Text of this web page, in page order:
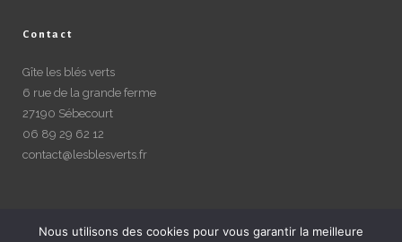
Contact
Gîte les blés verts
6 rue de la grande ferme
27190 Sébecourt
06 89 29 62 12
contact@lesblesverts.fr
Nous utilisons des cookies pour vous garantir la meilleure